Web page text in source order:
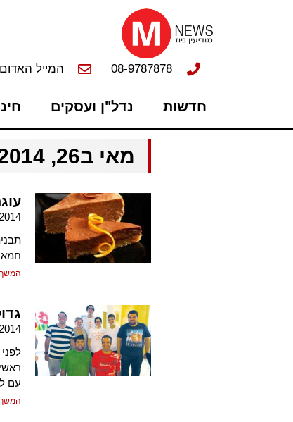
08-9787878 המייל האדום
חדשות נדל"ן ועסקים
מאי ב26, 2014
חמאה למילוי: 575
עם